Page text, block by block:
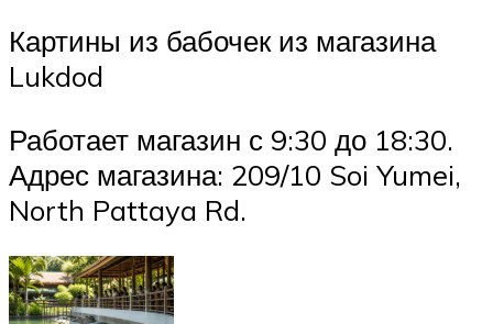
Картины из бабочек из магазина
Lukdod
Работает магазин с 9:30 до 18:30.
Адрес магазина: 209/10 Soi Yumei,
North Pattaya Rd.